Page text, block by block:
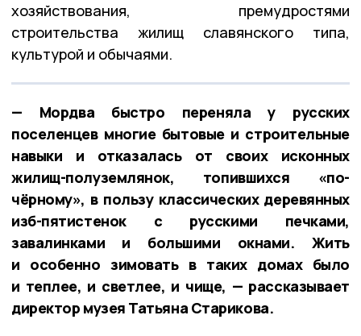
хозяйствования, премудростями
строительства жилищ славянского типа,
культурой и обычаями.
— Мордва быстро переняла у русских
поселенцев многие бытовые и строительные
навыки и отказалась от своих исконных
жилищ-полуземлянок, топившихся «по-
чёрному», в пользу классических деревянных
изб-пятистенок с русскими печками,
завалинками и большими окнами. Жить
и особенно зимовать в таких домах было
и теплее, и светлее, и чище, — рассказывает
директор музея Татьяна Старикова.